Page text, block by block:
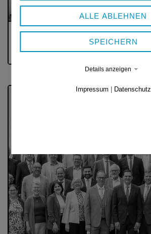
WAHLEN
Ergebnisse und Termine
ALLE ABLEHNEN
SPEICHERN
Details anzeigen
Impressum Datenschutz